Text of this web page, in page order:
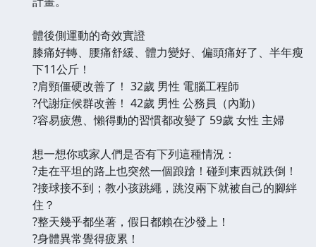
體後側運動的奇效實證
膝痛好轉、腰痛舒緩、體力變好、偏頭痛好了、半年瘦
下11公斤！
?肩頸僵硬改善了！ 32歲 男性 電腦工程師
?代謝症候群改善！ 42歲 男性 公務員（內勤）
?容易疲憊、懶得動的習慣都改變了 59歲 女性 主婦
想一想你或家人們是否有下列這種情況：
?走在平坦的路上也突然一個踉蹌！碰到東西就跌倒！
?接球接不到；教小孩跳繩，跳沒兩下就被自己的腳絆
住？
?整天幾乎都坐著，假日都賴在沙發上！
?身體異常覺得疲累！